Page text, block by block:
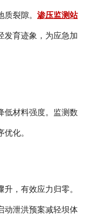
裂隙。 渗压监测站
发育迹象，为应急加
低材料强度。监测数
化。
，有效应力归零。
动泄洪预案减轻坝体